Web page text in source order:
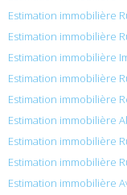
Estimation immobilière
Estimation immobilière
Estimation immobilière
Estimation immobilière
Estimation immobilière
Estimation immobilière
Estimation immobilière
Estimation immobilière
Estimation immobilière